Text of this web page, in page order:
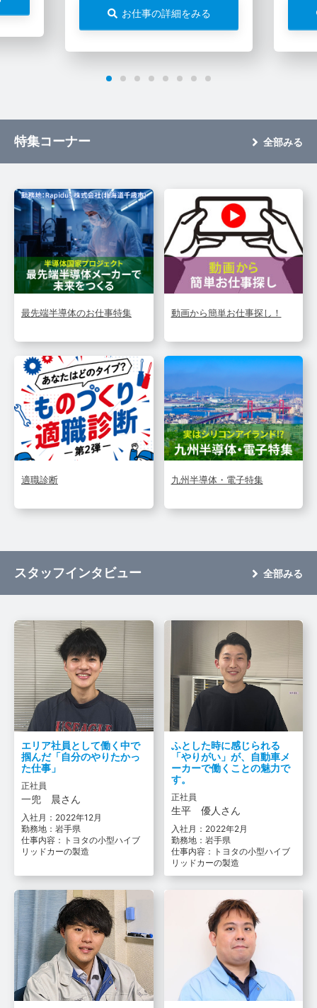
お仕事の詳細をみる
特集コーナー
最先端半導体のお仕事特集 動画から簡単お仕事探し！
適職診断 九州半導体・電子特集
全部みる
スタッフインタビュー
エリア社員として働く中で
掴んだ「自分のやりたかっ
た仕事」
正社員
一兜 晨さん
入社月：2022年12月
勤務地：岩手県
仕事内容：トヨタの小型ハイブ
リッドカーの製造
ふとした時に感じられる
「やりがい」が、自動車メ
ーカーで働くことの魅力で
す。
正社員
生平 優人さん
入社月：2022年2月
勤務地：岩手県
仕事内容：トヨタの小型ハイブ
リッドカーの製造
全部みる